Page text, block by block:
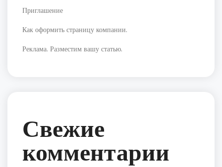
Приглашение
Как оформить страницу компании.
Реклама. Разместим вашу статью.
Свежие
комментарии